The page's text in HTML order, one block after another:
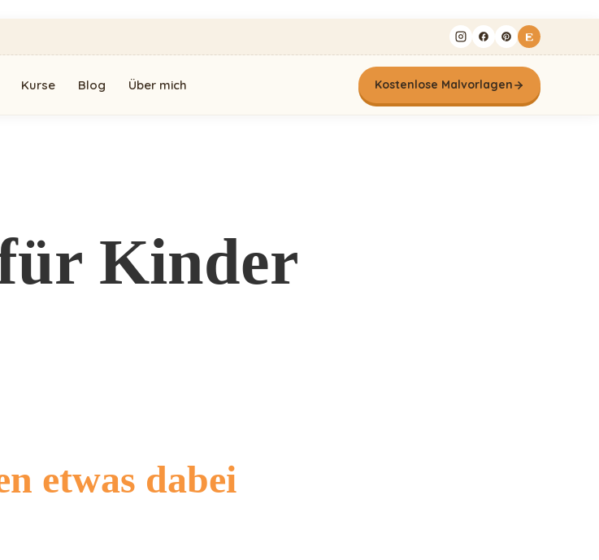
Kurse Blog Über mich Kostenlose Malvorlagen
Kinder
etwas dabei